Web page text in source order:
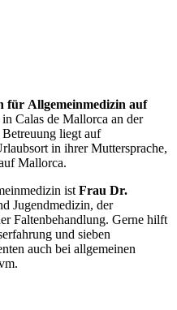
für Allgemeinmedizin auf
Calas de Mallorca an der
liegt auf
in ihrer Muttersprache,
Mallorca.
ist Frau Dr.
Jugendmedizin, der
Faltenbehandlung. Gerne hilft
und sieben
auch bei allgemeinen